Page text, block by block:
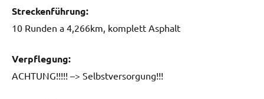
Streckenführung:
10 Runden a 4,266km, komplett Asphalt
Verpflegung:
ACHTUNG!!!!! –> Selbstversorgung!!!